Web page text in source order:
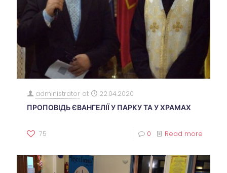
administrator at 22.04.2020
ПРОПОВІДЬ ЄВАНГЕЛІЇ У ПАРКУ ТА У ХРАМАХ
75 0 Read more